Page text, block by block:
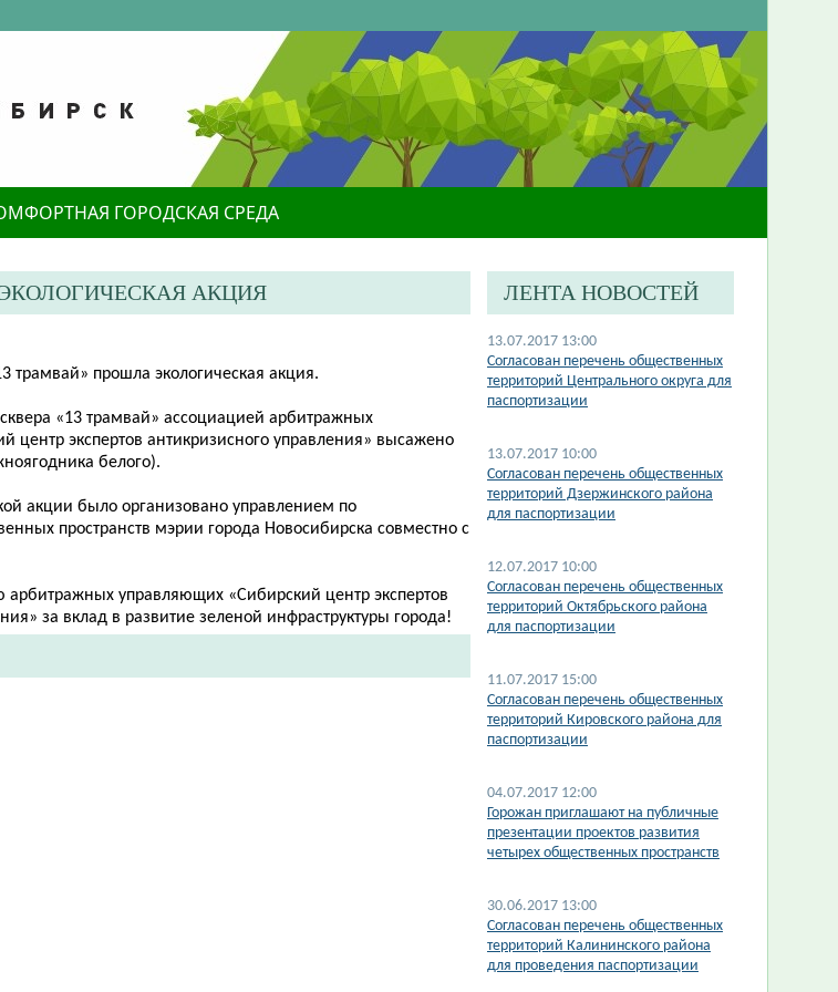
ГОРОДСКАЯ СРЕДА
АКЦИЯ
трамвай» прошла экологическая акция.
«13 трамвай» ассоциацией арбитражных
центр экспертов антикризисного управления» высажено
белого).
акции было организовано управлением по
пространств мэрии города Новосибирска совместно с
арбитражных управляющих «Сибирский центр экспертов
за вклад в развитие зеленой инфраструктуры города!
ЛЕНТА НОВОСТЕЙ
13.07.2017 13:00
Согласован перечень общественных
территорий Центрального округа для
паспортизации
13.07.2017 10:00
Согласован перечень общественных
территорий Дзержинского района
для паспортизации
12.07.2017 10:00
Согласован перечень общественных
территорий Октябрьского района
для паспортизации
11.07.2017 15:00
Согласован перечень общественных
территорий Кировского района для
паспортизации
04.07.2017 12:00
Горожан приглашают на публичные
презентации проектов развития
четырех общественных пространств
30.06.2017 13:00
Согласован перечень общественных
территорий Калининского района
для проведения паспортизации